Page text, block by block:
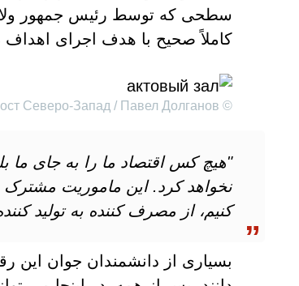
سطحی که توسط رئیس جمهور
کاملاً صحیح با هدف اجرای اهداف
© Форпост Северо-Запад / Павел Долганов
"هیچ کس اقتصاد ما را به جای ما
نخواهد کرد. این ماموریت مشترک
کنیم، از مصرف کننده به تولید
بسیاری از دانشمندان جوان این